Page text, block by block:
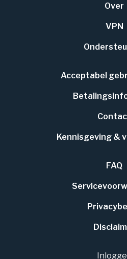
Over
VPN
Acceptabel
Kennisgeving &
FAQ